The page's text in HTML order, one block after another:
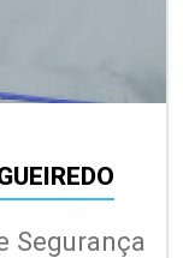
Segurança